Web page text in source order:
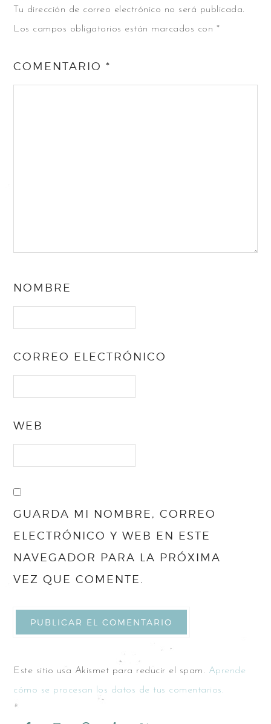
Tu dirección de correo electrónico no será publicada.
Los campos obligatorios están marcados con *
COMENTARIO*
NOMBRE
CORREO ELECTRÓNICO
WEB
GUARDA MI NOMBRE, CORREO
ELECTRÓNICO Y WEB EN ESTE
NAVEGADOR PARA LA PRÓXIMA
VEZ QUE COMENTE.
Este sitio usa Akismet para reducir el spam. Aprende
cómo se procesan los datos de tus comentarios.